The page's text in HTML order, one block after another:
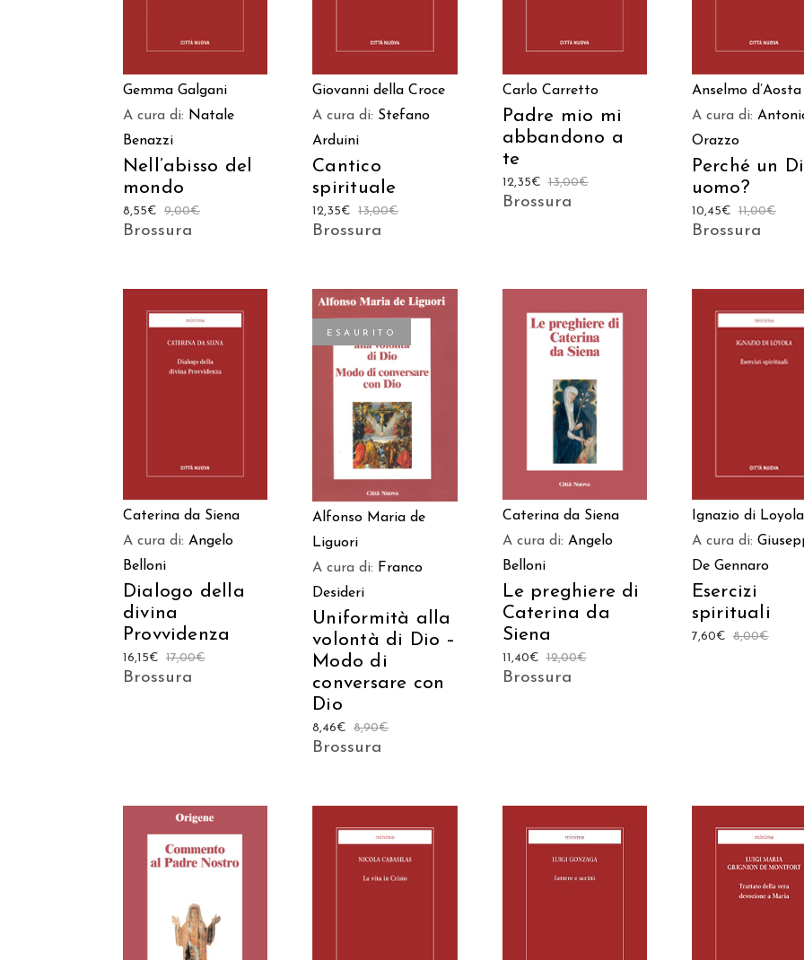
Gemma Galgani
A cura di: Natale
Benazzi
Nell’abisso del
mondo
9,00€
8,55€
Brossura
Giovanni della Croce
A cura di: Stefano
Arduini
Cantico
spirituale
13,00€
12,35€
Brossura
Carlo Carretto
Padre mio mi
abbandono a
te
13,00€
12,35€
Brossura
Anselmo d’Aosta
A cura di:
Orazzo
Perché un
uomo?
11,00€
10,45€
Brossura
Caterina da Siena
A cura di: Angelo
Belloni
Dialogo della
divina
Provvidenza
17,00€
16,15€
Brossura
ESAURITO
Alfonso Maria de
Liguori
A cura di: Franco
Desideri
Uniformità alla
volontà di Dio –
Modo di
conversare con
Dio
8,90€
8,46€
Brossura
AGGIUNGI AL
CARRELLO
Caterina da Siena
A cura di: Angelo
Belloni
Le preghiere di
Caterina da
Siena
12,00€
11,40€
Brossura
Ignazio di Loyola
A cura di:
De Gennaro
Esercizi
spirituali
8,00€
7,60€
CARRELLO
AGGIUNGI AL